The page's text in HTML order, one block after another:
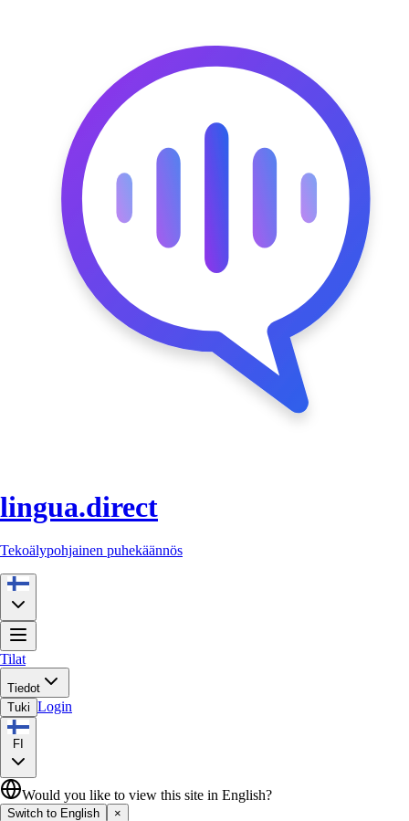
lingua.direct
Tekoälypohjainen puhekäännös
Tilat
Tiedot
Tuki Login
FI
Would you like to view this site in English?
Switch to English ×